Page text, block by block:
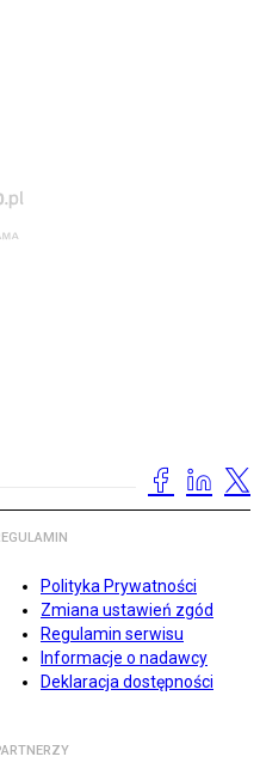
Polityka Prywatności
Zmiana ustawień zgód
Regulamin serwisu
Informacje o nadawcy
Deklaracja dostępności